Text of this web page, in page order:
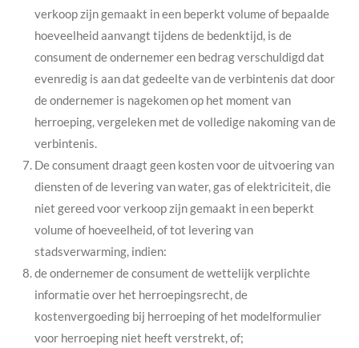
verkoop zijn gemaakt in een beperkt volume of bepaalde
hoeveelheid aanvangt tijdens de bedenktijd, is de
consument de ondernemer een bedrag verschuldigd dat
evenredig is aan dat gedeelte van de verbintenis dat door
de ondernemer is nagekomen op het moment van
herroeping, vergeleken met de volledige nakoming van de
verbintenis.
De consument draagt geen kosten voor de uitvoering van
diensten of de levering van water, gas of elektriciteit, die
niet gereed voor verkoop zijn gemaakt in een beperkt
volume of hoeveelheid, of tot levering van
stadsverwarming, indien:
de ondernemer de consument de wettelijk verplichte
informatie over het herroepingsrecht, de
kostenvergoeding bij herroeping of het modelformulier
voor herroeping niet heeft verstrekt, of;